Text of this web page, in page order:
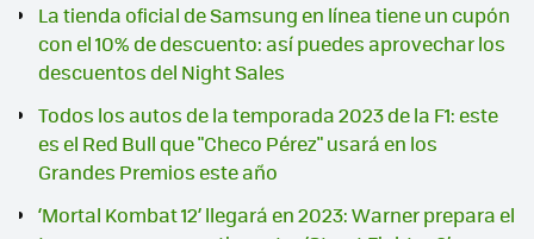
La tienda oficial de Samsung en línea tiene un cupón
con el 10% de descuento: así puedes aprovechar los
descuentos del Night Sales
Todos los autos de la temporada 2023 de la F1: este
es el Red Bull que "Checo Pérez" usará en los
Grandes Premios este año
‘Mortal Kombat 12’ llegará en 2023: Warner prepara el